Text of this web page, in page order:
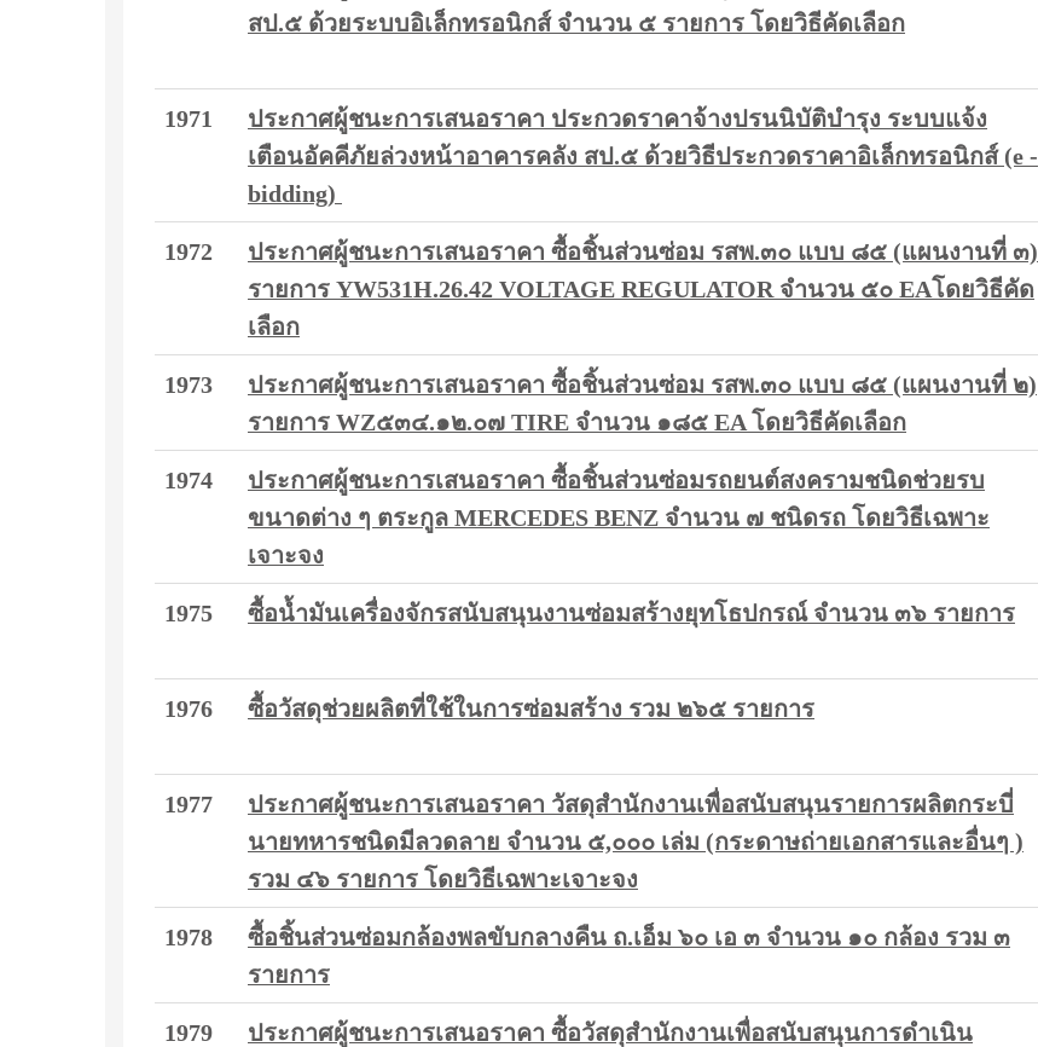
สป.๕ ด้วยระบบอิเล็กทรอนิกส์ จำนวน ๕ รายการ โดยวิธีคัดเลือก
1971
ประกาศผู้ชนะการเสนอราคา ประกวดราคาจ้างปรนนิบัติบำรุง ระบบแจ้ง
เตือนอัคคีภัยล่วงหน้าอาคารคลัง สป.๕ ด้วยวิธีประกวดราคาอิเล็กทรอนิกส์ (e -
bidding)
1972
ประกาศผู้ชนะการเสนอราคา ซื้อชิ้นส่วนซ่อม รสพ.๓๐ แบบ ๘๕ (แผนงานที่ ๓)
รายการ YW531H.26.42 VOLTAGE REGULATOR จำนวน ๕๐ EAโดยวิธีคัด
เลือก
1973
ประกาศผู้ชนะการเสนอราคา ซื้อชิ้นส่วนซ่อม รสพ.๓๐ แบบ ๘๕ (แผนงานที่ ๒)
รายการ WZ๕๓๔.๑๒.๐๗ TIRE จำนวน ๑๘๕ EA โดยวิธีคัดเลือก
1974
ประกาศผู้ชนะการเสนอราคา ซื้อชิ้นส่วนซ่อมรถยนต์สงครามชนิดช่วยรบ
ขนาดต่าง ๆ ตระกูล MERCEDES BENZ จำนวน ๗ ชนิดรถ โดยวิธีเฉพาะ
เจาะจง
1975 ซื้อน้ำมันเครื่องจักรสนับสนุนงานซ่อมสร้างยุทโธปกรณ์ จำนวน ๓๖ รายการ
1976 ซื้อวัสดุช่วยผลิตที่ใช้ในการซ่อมสร้าง รวม ๒๖๕ รายการ
1977
ประกาศผู้ชนะการเสนอราคา วัสดุสำนักงานเพื่อสนับสนุนรายการผลิตกระบี่
นายทหารชนิดมีลวดลาย จำนวน ๕,๐๐๐ เล่ม (กระดาษถ่ายเอกสารและอื่นๆ )
รวม ๔๖ รายการ โดยวิธีเฉพาะเจาะจง
1978
ซื้อชิ้นส่วนซ่อมกล้องพลขับกลางคืน ถ.เอ็ม ๖๐ เอ ๓ จำนวน ๑๐ กล้อง รวม ๓
รายการ
1979
ประกาศผู้ชนะการเสนอราคา ซื้อวัสดุสำนักงานเพื่อสนับสนุนการดำเนิน